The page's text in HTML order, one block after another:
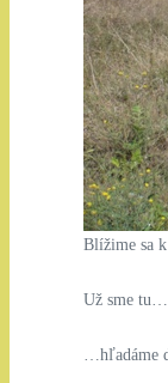
Blížime sa k
Už sme tu…
…hľadáme